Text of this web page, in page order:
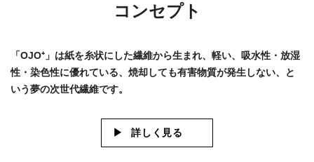
コンセプト
「OJO⁺」は紙を糸状にした繊維から生まれ、軽い、吸水性・放湿
性・染色性に優れている、焼却しても有害物質が発生しない、と
いう夢の次世代繊維です。
詳しく見る